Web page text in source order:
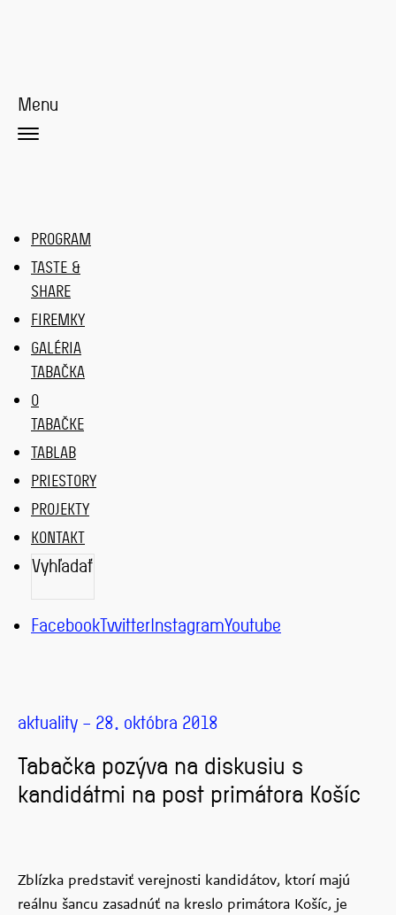
Menu
PROGRAM
TASTE &
SHARE
FIREMKY
GALÉRIA
TABAČKA
O
TABAČKE
TABLAB
PRIESTORY
PROJEKTY
KONTAKT
Vyhľadať
FacebookTwitterInstagramYoutube
aktuality – 28. októbra 2018
Tabačka pozýva na diskusiu s
kandidátmi na post primátora Košíc
Zblízka predstaviť verejnosti kandidátov, ktorí majú
reálnu šancu zasadnúť na kreslo primátora Košíc, je